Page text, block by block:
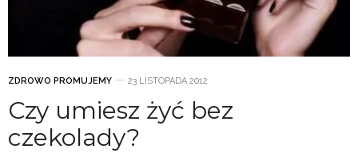
ZDROWO PROMUJEMY 23 LISTOPADA 2012
Czy umiesz żyć bez
czekolady?